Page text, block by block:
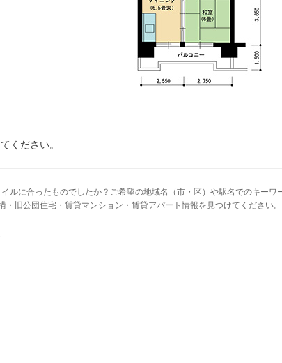
ください。
ルに合ったものでしたか？ご希望の地域名（市・区）や駅名でのキー
旧公団住宅・賃貸マンション・賃貸アパート情報を見つけてください。